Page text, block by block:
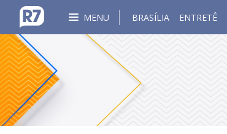
MENU BRASÍLIA ENTRETÊ